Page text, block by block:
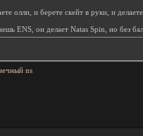
олли, и берете скейт в руки, и
ENS, он делает Natas Spin, но без
ns